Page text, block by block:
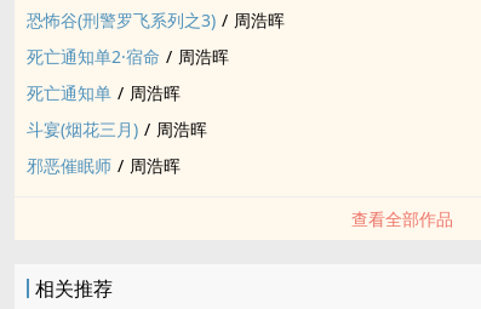
恐怖谷(刑警罗飞系列之3) / 周浩晖
死亡通知单2·宿命 / 周浩晖
死亡通知单 / 周浩晖
斗宴(烟花三月) / 周浩晖
邪恶催眠师 / 周浩晖
查看全部作品
相关推荐